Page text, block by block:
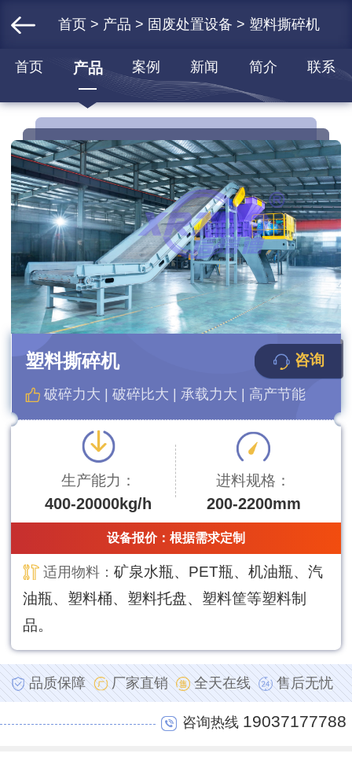
首页 > 产品 > 固废处置设备 > 塑料撕碎机
首页 产品 案例 新闻 简介 联系
塑料撕碎机
破碎力大 | 破碎比大 | 承载力大 | 高产节能
咨询
生产能力：
400-20000kg/h
进料规格：
200-2200mm
设备报价： 根据需求定制
适用物料：矿泉水瓶、PET瓶、机油瓶、汽
油瓶、塑料桶、塑料托盘、塑料筐等塑料制
品。
品质保障 厂家直销 全天在线 售后无忧
咨询热线 19037177788